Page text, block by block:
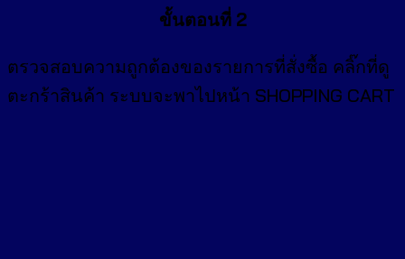
ขั้นตอนที่ 2
ตรวจสอบความถูกต้องของรายการที่สั่งซื้อ คลิ๊กที่ดู
ตะกร้าสินค้า ระบบจะพาไปหน้า SHOPPING CART